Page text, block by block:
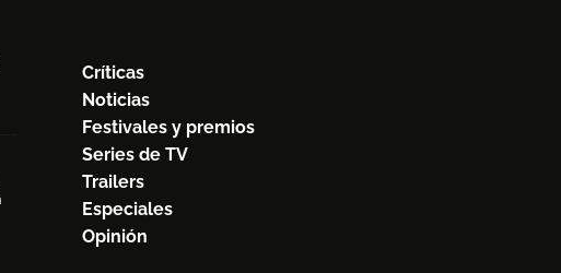
Críticas
Noticias
Festivales y premios
Series de TV
Trailers
Especiales
Opinión